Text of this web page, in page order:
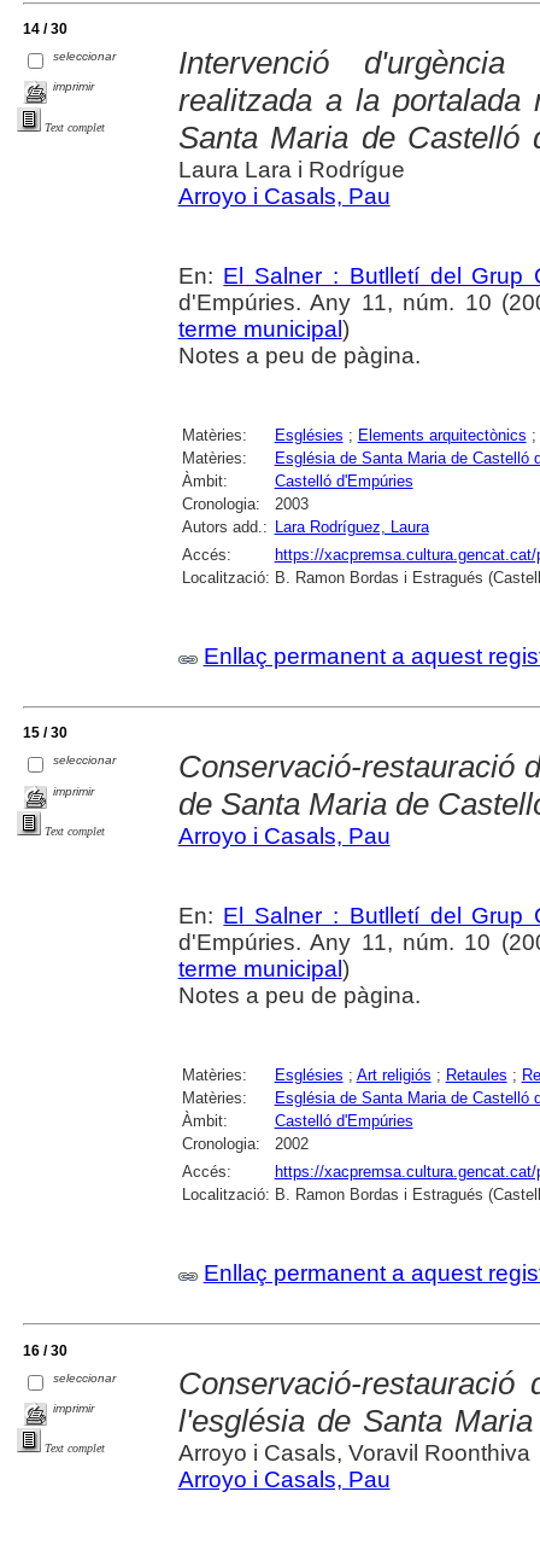
14 / 30
seleccionar
imprimir
Text complet
Intervenció d'urgència
realitzada a la portalada
Santa Maria de Castelló
Laura Lara i Rodrígue
Arroyo i Casals, Pau
En: El Salner : Butlletí del Grup
d'Empúries. Any 11, núm. 10
terme municipal)
Notes a peu de pàgina.
Matèries: Esglésies ; Elements arquitectònics ;
Matèries:
Església de Santa Maria de Castelló
Àmbit:
Castelló d'Empúries
Cronologia:
2003
Autors add.: Lara Rodríguez, Laura
Accés:
https://xacpremsa.cultura.gencat.cat/
Localització: B. Ramon Bordas i Estragués
Enllaç permanent a aquest
15 / 30
seleccionar
imprimir
Text complet
Conservació-restauració
de Santa Maria de
Arroyo i Casals, Pau
En: El Salner : Butlletí del Grup
d'Empúries. Any 11, núm. 10
terme municipal)
Notes a peu de pàgina.
Matèries: Esglésies ; Art religiós ; Retaules ;
Matèries:
Església de Santa Maria de Castelló
Àmbit:
Castelló d'Empúries
Cronologia:
2002
Accés:
https://xacpremsa.cultura.gencat.cat/
Localització: B. Ramon Bordas i Estragués
Enllaç permanent a aquest
16 / 30
seleccionar
imprimir
Text complet
Conservació-
l'església de Santa
Arroyo i Casals, Voravil Roonthiva
Arroyo i Casals, Pau